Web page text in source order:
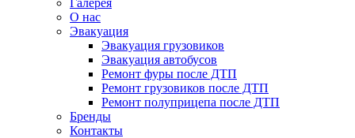
Галерея
О нас
Эвакуация
Эвакуация грузовиков
Эвакуация автобусов
Ремонт фуры после ДТП
Ремонт грузовиков после ДТП
Ремонт полуприцепа после ДТП
Бренды
Контакты